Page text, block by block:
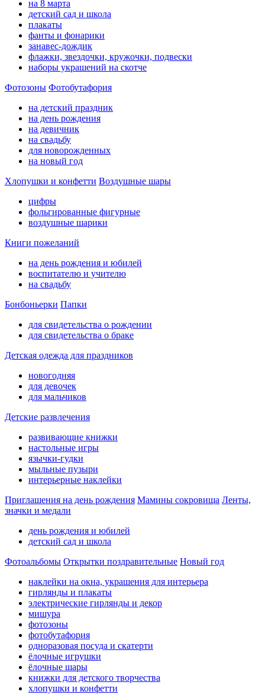
на 8 марта
детский сад и школа
плакаты
фанты и фонарики
занавес-дождик
флажки, звездочки, кружочки, подвески
наборы украшений на скотче
Фотозоны Фотобутафория
на детский праздник
на день рождения
на девичник
на свадьбу
для новорожденных
на новый год
Хлопушки и конфетти Воздушные шары
цифры
фольгированные фигурные
воздушные шарики
Книги пожеланий
на день рождения и юбилей
воспитателю и учителю
на свадьбу
Бонбоньерки Папки
для свидетельства о рождении
для свидетельства о браке
Детская одежда для праздников
новогодняя
для девочек
для мальчиков
Детские развлечения
развивающие книжки
настольные игры
язычки-гудки
мыльные пузыри
интерьерные наклейки
Приглашения на день рождения Мамины сокровища Ленты,
значки и медали
день рождения и юбилей
детский сад и школа
Фотоальбомы Открытки поздравительные Новый год
наклейки на окна, украшения для интерьера
гирлянды и плакаты
электрические гирлянды и декор
мишура
фотозоны
фотобутафория
одноразовая посуда и скатерти
ёлочные игрушки
ёлочные шары
книжки для детского творчества
хлопушки и конфетти